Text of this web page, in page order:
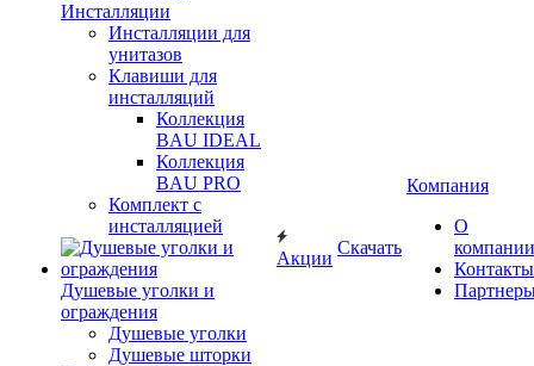
Инсталляции
Инсталляции для
унитазов
Клавиши для
инсталляций
Коллекция
BAU IDEAL
Коллекция
BAU PRO
Комплект с
инсталляцией
Душевые уголки и
ограждения
Душевые уголки
Душевые шторки
Акции
Скачать
Компания
О
компании
Контакты